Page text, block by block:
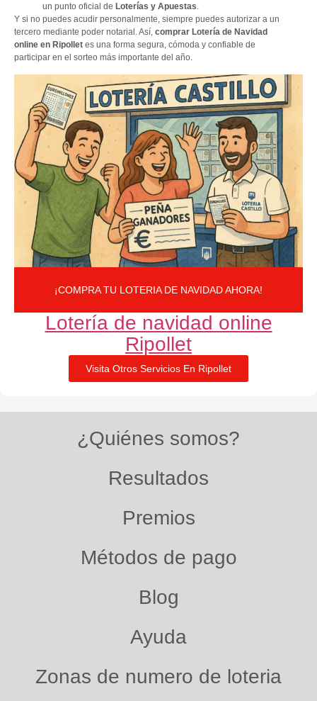
un punto oficial de Loterías y Apuestas.
Y si no puedes acudir personalmente, siempre puedes autorizar a un
tercero mediante poder notarial. Así, comprar Lotería de Navidad
online en Ripollet es una forma segura, cómoda y confiable de
participar en el sorteo más importante del año.
¡COMPRA TU LOTERIA DE NAVIDAD AHORA!
Lotería de navidad online
Ripollet
Visita Otros Servicios En Ripollet
¿Quiénes somos?
Resultados
Premios
Métodos de pago
Blog
Ayuda
Zonas de numero de loteria